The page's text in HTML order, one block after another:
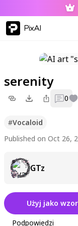
PixAI
serenity
0
#Vocaloid
Published on Oct 26,
GTz
Użyj jako
Podpowiedzi